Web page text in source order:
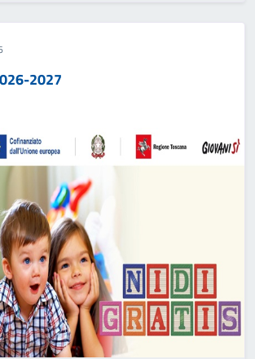
2027